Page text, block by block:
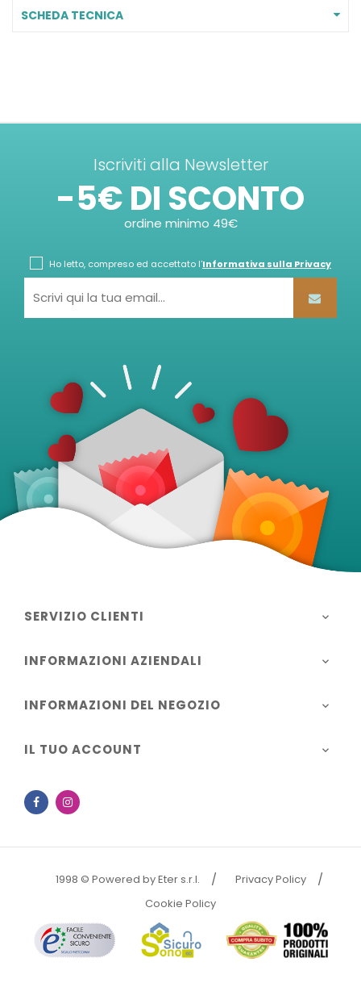
SCHEDA TECNICA
Iscriviti alla Newsletter
-5€ DI SCONTO
ordine minimo 49€
Ho letto, compreso ed accettato l'Informativa sulla Privacy
SERVIZIO CLIENTI 
INFORMAZIONI AZIENDALI 
INFORMAZIONI DEL NEGOZIO 
IL TUO ACCOUNT 
Facebook
1998 © Powered by Eter s.r.l.
Privacy Policy
Cookie Policy